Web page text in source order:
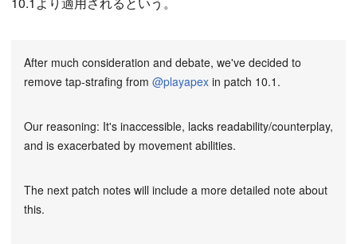
After much consideration and debate, we've decided to
remove tap-strafing from @playapex in patch 10.1.
Our reasoning: It's inaccessible, lacks readability/counterplay,
and is exacerbated by movement abilities.
The next patch notes will include a more detailed note about
this.